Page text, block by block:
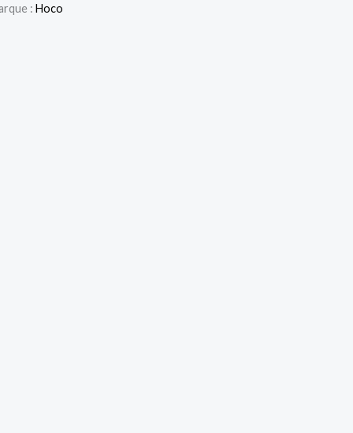
: Hoco